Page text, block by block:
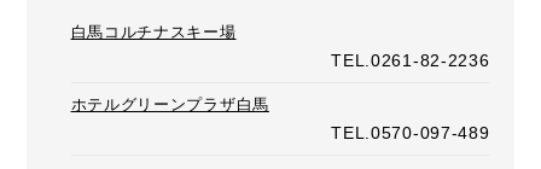
白馬コルチナスキー場
TEL.0261-82-2236
ホテルグリーンプラザ白馬
TEL.0570-097-489